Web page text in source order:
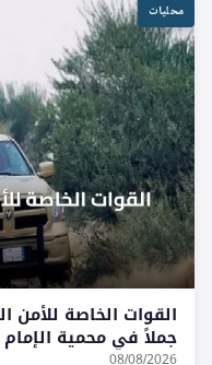
محليات
جملاً في محمية